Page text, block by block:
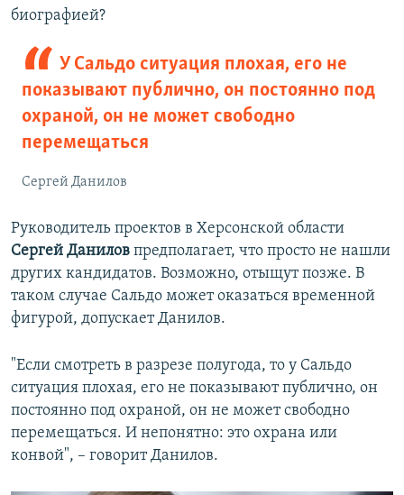
д
ю
и
с
л
а
д
биографией?
У Сальдо ситуация плохая, его не
показывают публично, он постоянно под
охраной, он не может свободно
перемещаться
Сергей Данилов
Руководитель проектов в Херсонской области
Сергей Данилов предполагает, что просто не нашли
других кандидатов. Возможно, отыщут позже. В
таком случае Сальдо может оказаться временной
фигурой, допускает Данилов.
"Если смотреть в разрезе полугода, то у Сальдо
ситуация плохая, его не показывают публично, он
постоянно под охраной, он не может свободно
перемещаться. И непонятно: это охрана или
конвой", – говорит Данилов.